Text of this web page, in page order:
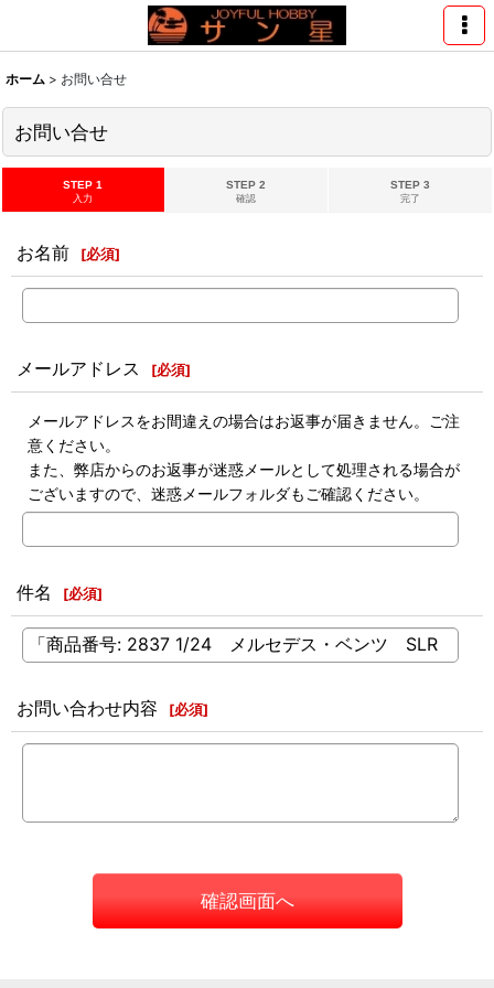
ホーム > お問い合せ
お問い合せ
STEP 1
入力
STEP 2
確認
STEP 3
完了
お名前 [必須]
メールアドレス [必須]
メールアドレスをお間違えの場合はお返事が届きません。ご注
意ください。
また、弊店からのお返事が迷惑メールとして処理される場合が
ございますので、迷惑メールフォルダもご確認ください。
件名 [必須]
お問い合わせ内容 [必須]
確認画面へ